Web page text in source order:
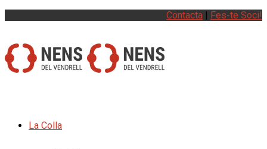
Contacta | Fes-te Soci!
La Colla